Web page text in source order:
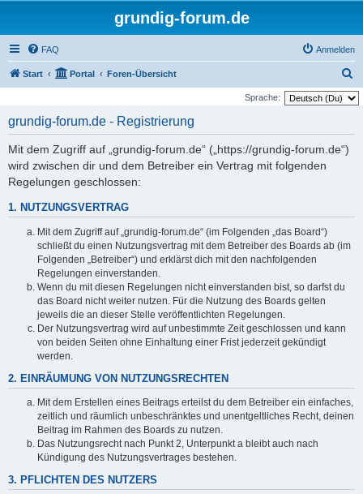
grundig-forum.de
FAQ Anmelden
Start Portal Foren-Übersicht
u
Sprache:
grundig-forum.de - Registrierung
Mit dem Zugriff auf „grundig-forum.de“ („https://grundig-forum.de“)
wird zwischen dir und dem Betreiber ein Vertrag mit folgenden
Regelungen geschlossen:
1. NUTZUNGSVERTRAG
Mit dem Zugriff auf „grundig-forum.de“ (im Folgenden „das Board“)
schließt du einen Nutzungsvertrag mit dem Betreiber des Boards ab (im
Folgenden „Betreiber“) und erklärst dich mit den nachfolgenden
Regelungen einverstanden.
Wenn du mit diesen Regelungen nicht einverstanden bist, so darfst du
das Board nicht weiter nutzen. Für die Nutzung des Boards gelten
jeweils die an dieser Stelle veröffentlichten Regelungen.
Der Nutzungsvertrag wird auf unbestimmte Zeit geschlossen und kann
von beiden Seiten ohne Einhaltung einer Frist jederzeit gekündigt
werden.
2. EINRÄUMUNG VON NUTZUNGSRECHTEN
Mit dem Erstellen eines Beitrags erteilst du dem Betreiber ein einfaches,
zeitlich und räumlich unbeschränktes und unentgeltliches Recht, deinen
Beitrag im Rahmen des Boards zu nutzen.
Das Nutzungsrecht nach Punkt 2, Unterpunkt a bleibt auch nach
Kündigung des Nutzungsvertrages bestehen.
3. PFLICHTEN DES NUTZERS